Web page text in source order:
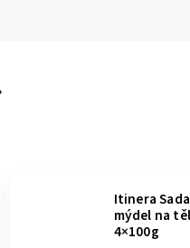
Itinera
mýdel na
4×100g